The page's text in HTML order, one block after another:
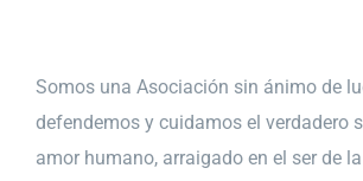
Somos una Asociación sin ánimo de
defendemos y cuidamos el verdadero
amor humano, arraigado en el ser de